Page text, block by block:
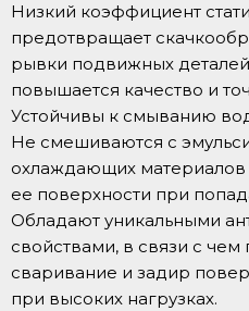
Низкий коэффициент
предотвращает
рывки подвижных
повышается качество и
Устойчивы к смыванию
Не смешиваются с
охлаждающих материалов
ее поверхности при
Обладают уникальными
свойствами, в связи с
сваривание и задир
при высоких нагрузках.